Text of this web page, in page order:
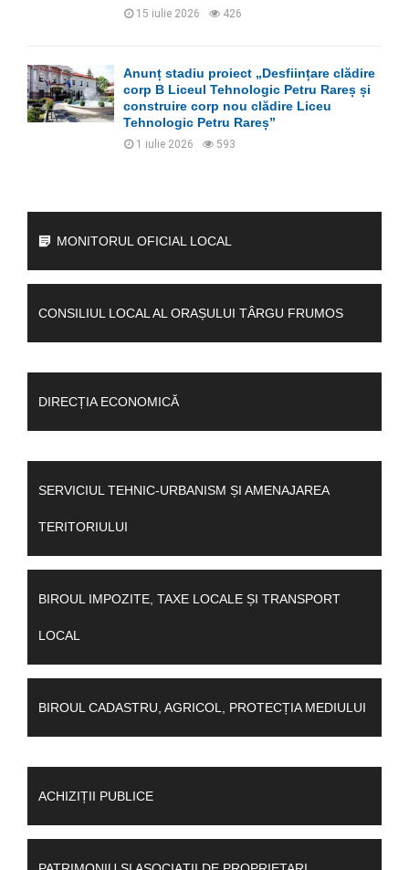
15 iulie 2026 426
Anunț stadiu proiect „Desființare clădire
corp B Liceul Tehnologic Petru Rareș și
construire corp nou clădire Liceu
Tehnologic Petru Rareș”
1 iulie 2026 593
MONITORUL OFICIAL LOCAL
CONSILIUL LOCAL AL ORAȘULUI TÂRGU FRUMOS
DIRECȚIA ECONOMICĂ
SERVICIUL TEHNIC-URBANISM ȘI AMENAJAREA
TERITORIULUI
BIROUL IMPOZITE, TAXE LOCALE ȘI TRANSPORT
LOCAL
BIROUL CADASTRU, AGRICOL, PROTECȚIA MEDIULUI
ACHIZIȚII PUBLICE